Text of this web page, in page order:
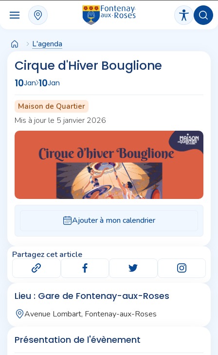
L'agenda
Cirque d'Hiver Bouglione
10Jan 10Jan
Maison de Quartier
Mis à jour le 5 janvier 2026
Partagez cet article
Lieu : Gare de Fontenay-aux-Roses
Avenue Lombart, Fontenay-aux-Roses
Présentation de l'évènement
Panneau de gestion des cookies